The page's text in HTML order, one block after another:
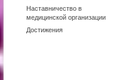
Наставничество в
медицинской организации
Достижения